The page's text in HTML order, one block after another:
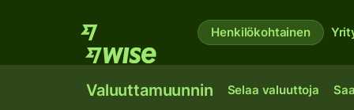
Henkilökohtainen
Valuuttamuunnin Selaa valuuttoja